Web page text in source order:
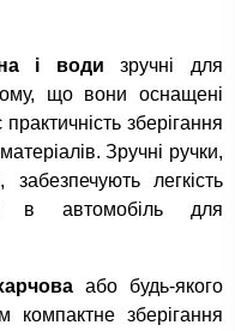
і води зручні для
що вони оснащені
зберігання
Зручні ручки,
легкість
в автомобіль для
або будь-якого
компактне зберігання